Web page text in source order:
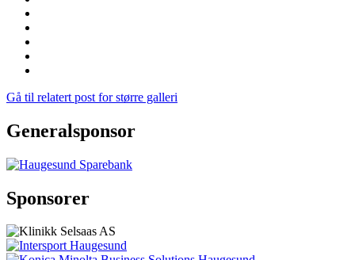
Gå til relatert post for større galleri
Generalsponsor
Sponsorer